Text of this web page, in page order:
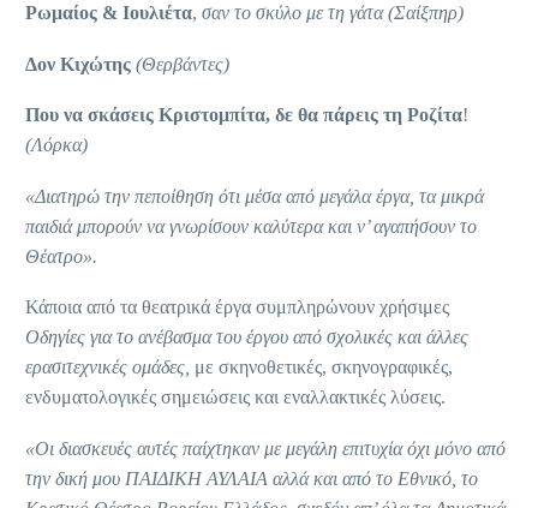
Ρωμαίος & Ιουλιέτα, σαν το σκύλο με τη γάτα (Σαίξπηρ)
Δον Κιχώτης (Θερβάντες)
Που να σκάσεις Κριστομπίτα, δε θα πάρεις τη Ροζίτα!
(Λόρκα)
«Διατηρώ την πεποίθηση ότι μέσα από μεγάλα έργα, τα μικρά
παιδιά μπορούν να γνωρίσουν καλύτερα και ν’ αγαπήσουν το
Θέατρο».
Κάποια από τα θεατρικά έργα συμπληρώνουν χρήσιμες
Οδηγίες για το ανέβασμα του έργου από σχολικές και άλλες
ερασιτεχνικές ομάδες, με σκηνοθετικές, σκηνογραφικές,
ενδυματολογικές σημειώσεις και εναλλακτικές λύσεις.
«Οι διασκευές αυτές παίχτηκαν με μεγάλη επιτυχία όχι μόνο από
την δική μου ΠΑΙΔΙΚΗ ΑΥΛΑΙΑ αλλά και από το Εθνικό, το